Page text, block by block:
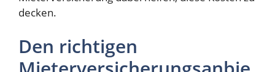
decken.
Den richtigen